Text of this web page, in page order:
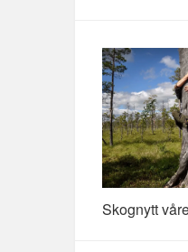
Skognytt